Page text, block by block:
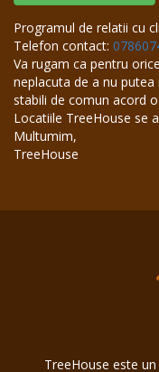
Programul de relatii cu
Telefon contact:
Va rugam ca pentru
neplacuta de a nu
stabili de comun acord
Locatiile TreeHouse se
Multumim,
TreeHouse
TreeHouse este